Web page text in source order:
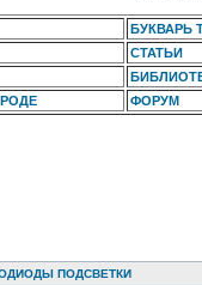
БУКВАРЬ
СТАТЬИ
ФОРУМ
ПОДСВЕТКИ